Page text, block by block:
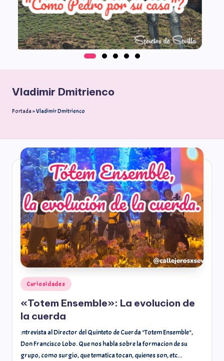
Vladimir Dmitrienco
Portada»Vladimir Dmitrienco
Curiosidades
«Totem Ensemble»: La evolucion de
la cuerda
:ntrevista al Director del Quinteto de Cuerda "Totem Ensemble",
Don Francisco Lobo. Que nos habla sobre la formacion de su
grupo, como surgio, que tematica tocan, quienes son, etc...